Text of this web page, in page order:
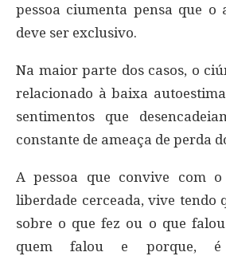
pessoa ciumenta pensa que o
deve ser exclusivo.
Na maior parte dos casos, o
relacionado à baixa
sentimentos que
constante de ameaça de perda
A pessoa que convive com
liberdade cerceada, vive tendo
sobre o que fez ou o que
quem falou e porque, é